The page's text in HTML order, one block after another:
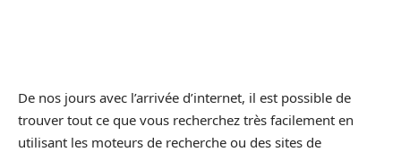
De nos jours avec l’arrivée d’internet, il est possible de
trouver tout ce que vous recherchez très facilement en
utilisant les moteurs de recherche ou des sites de